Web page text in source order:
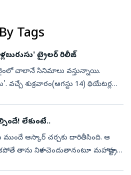
Tags
ట్రైలర్ రిలీజ్
చాలానే సినిమాలు వస్తున్నాయి.
వచ్చే శుక్రవారం(ఆగస్టు 14) థియేటర్లలో
లేకుంటే..
ముందే ఆస్కార్‌ చర్చకు దారితీసింది. ఆ
తాను నిరాశ చెందుతానంటూ మహారాష్ట్ర